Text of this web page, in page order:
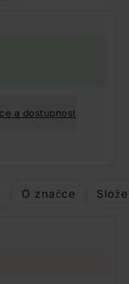
a dostupnost
O značce